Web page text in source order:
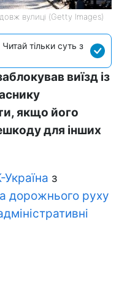
вулиці (Getty Images)
тільки суть з
виїзд із
якщо його
для інших
Україна з
дорожнього руху